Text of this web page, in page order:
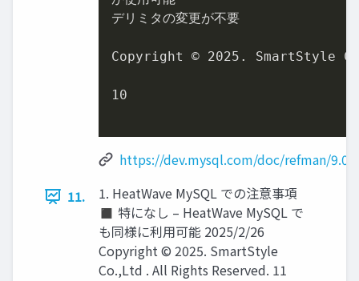
デリミタの変更が不要
Copyright © 2025 . SmartStyle
10
https://dev.mysql.com/doc/refman/
11.
1. HeatWave MySQL での注意事項
◼ 特になし – HeatWave MySQL で
も同様に利用可能 2025/2/26
Copyright © 2025. SmartStyle
Co.,Ltd . All Rights Reserved. 11